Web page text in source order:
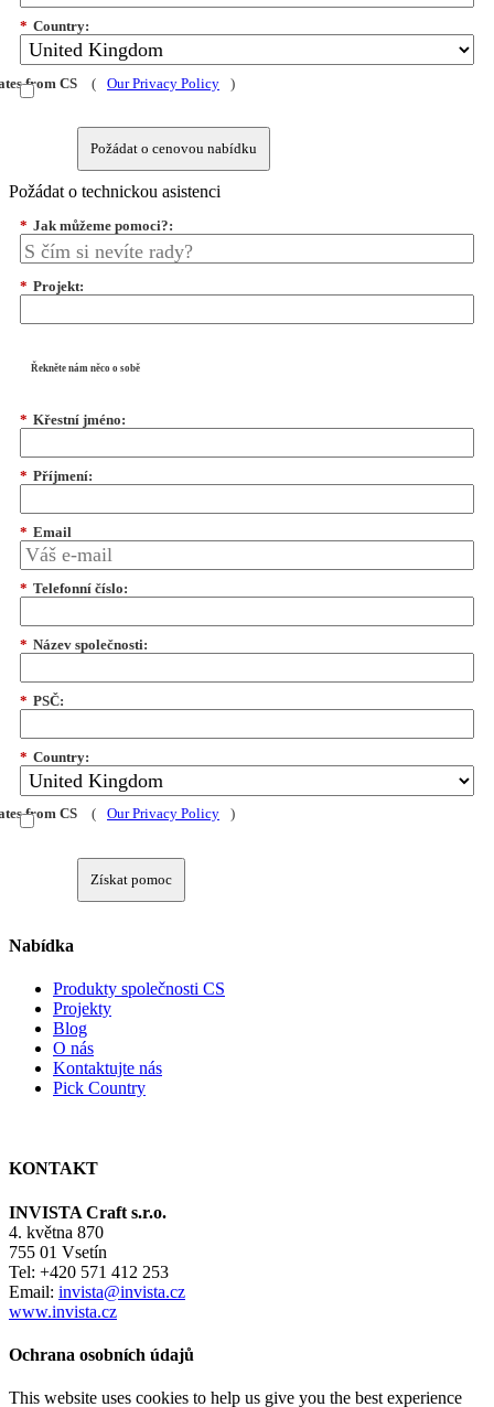
* Country:
from CS ( Our Privacy Policy )
Požádat o cenovou nabídku
Požádat o technickou asistenci
* Jak můžeme pomoci?:
* Projekt:
Řekněte nám něco o sobě
* Křestní jméno:
* Příjmení:
* Email
* Telefonní číslo:
* Název společnosti:
* PSČ:
* Country:
from CS ( Our Privacy Policy )
Získat pomoc
Nabídka
Produkty společnosti CS
Projekty
Blog
O nás
Kontaktujte nás
Pick Country
KONTAKT
INVISTA Craft s.r.o.
4. května 870
755 01 Vsetín
Tel: +420 571 412 253
Email: invista@invista.cz
www.invista.cz
Ochrana osobních údajů
This website uses cookies to help us give you the best experience